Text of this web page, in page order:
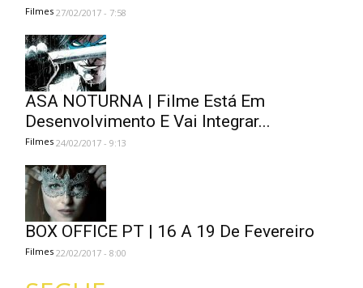
Filmes 27/02/2017 - 7:58
ASA NOTURNA | Filme Está Em
Desenvolvimento E Vai Integrar...
Filmes 24/02/2017 - 9:13
BOX OFFICE PT | 16 A 19 De Fevereiro
Filmes 22/02/2017 - 8:00